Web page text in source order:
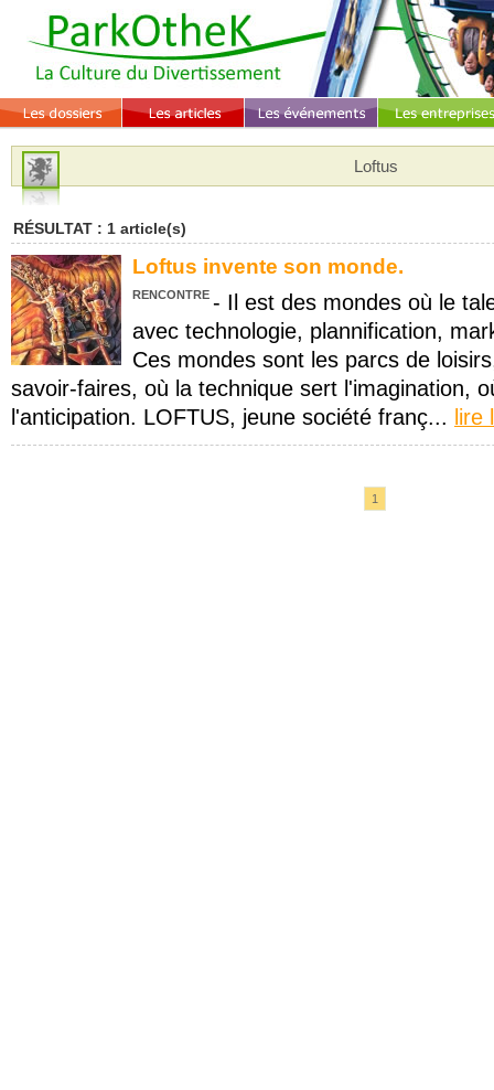
Loftus
RÉSULTAT : 1 article(s)
Loftus invente son monde.
RENCONTRE - Il est des mondes où le
avec technologie, plannification,
Ces mondes sont les parcs de
savoir-faires, où la technique sert l'imagination,
l'anticipation. LOFTUS, jeune société franç... lire
1